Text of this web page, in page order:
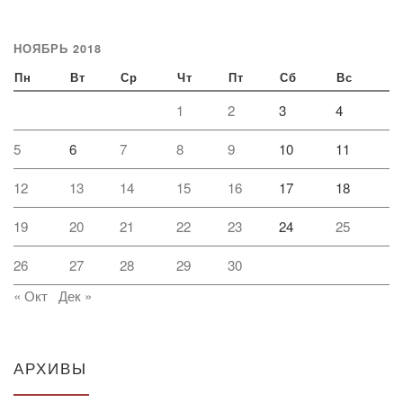
НОЯБРЬ 2018
Пн Вт Ср Чт Пт Сб Вс
1 2 3 4
5 6 7 8 9 10 11
12 13 14 15 16 17 18
19 20 21 22 23 24 25
26 27 28 29
30
« Окт
Дек »
АРХИВЫ